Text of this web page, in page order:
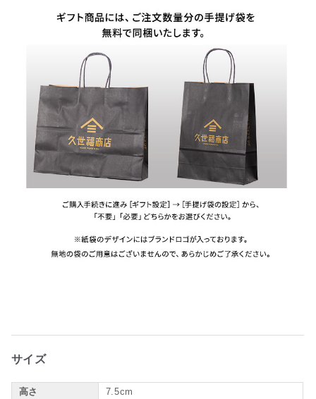
サイズ
高さ
7.5cm